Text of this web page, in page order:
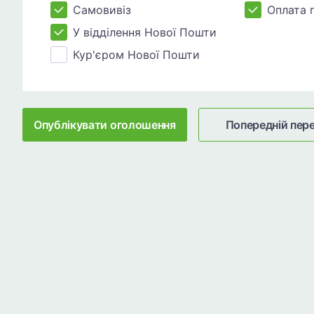
Самовивіз
У відділення Нової Пошти
Кур'єром Нової Пошти
Оплата
Опублікувати оголошення Попередній